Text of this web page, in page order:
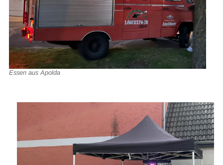
Essen aus Apolda